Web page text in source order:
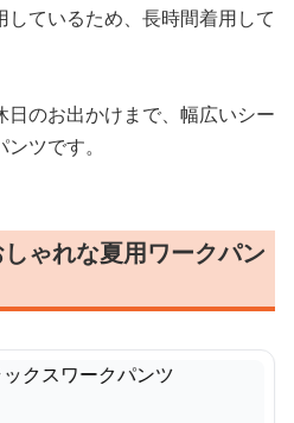
ているため、長時間着用して
のお出かけまで、幅広いシー
ツです。
ゃれな夏用ワークパン